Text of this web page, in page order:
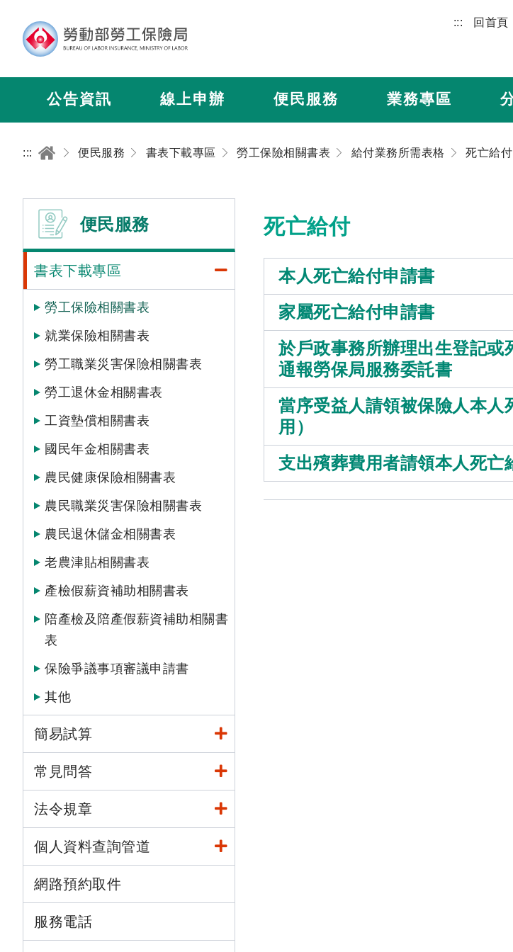
::: 回首頁
公告資訊 線上申辦 便民服務 業務專區
::: 便民服務 書表下載專區 勞工保險相關書表 給付業務所需表格 死亡給付
便民服務
書表下載專區
勞工保險相關書表
就業保險相關書表
勞工職業災害保險相關書表
勞工退休金相關書表
工資墊償相關書表
國民年金相關書表
農民健康保險相關書表
農民職業災害保險相關書表
農民退休儲金相關書表
老農津貼相關書表
產檢假薪資補助相關書表
陪產檢及陪產假薪資補助相關書
表
保險爭議事項審議申請書
其他
簡易試算
常見問答
法令規章
個人資料查詢管道
網路預約取件
服務電話
死亡給付
本人死亡給付申請書
家屬死亡給付申請書
於戶政事務所辦理出生登記或
通報勞保局服務委託書
當序受益人請領被保險人本人
用）
支出殯葬費用者請領本人死亡